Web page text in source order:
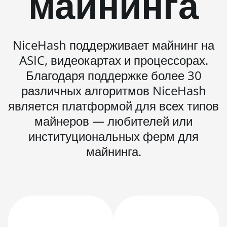
BITMAIN AntMiner S21+ (216Th)
BITMAIN AntMiner S21e XP Hyd
(430Th)
BITMAIN AntMiner S21e XP Hyd 3U
(860Th)
BITMAIN AntMiner S21j XP Hyd
(495Th/s)
BITMAIN AntMiner S9
BITMAIN AntMiner S9 SE
NiceHash поддерживает майнинг на
ASIC, видеокартах и процессорах.
Благодаря поддержке более 30
различных алгоритмов NiceHash
является платформой для всех типов
майнеров — любителей или
институциональных ферм для
майнинга.